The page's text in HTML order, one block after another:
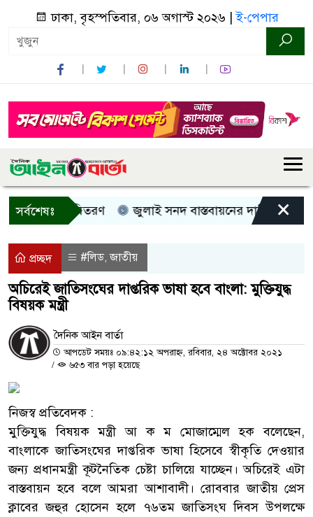
ঢাকা, বৃহস্পতিবার, ০৬ অগাস্ট ২০২৬ |ই-পেপার
সর্বশেষঃ
সহায়তা বিতরণ জুলাই সনদ বাস্তবায়নের দাবিতে ×
প্রচ্ছদ #লিড,জাতীয়
অচিরেই জাতিসংঘের দাপ্তরিক ভাষা হবে বাংলা: মুক্তিযুদ্ধ
বিষয়ক মন্ত্রী
দৈনিক আইন বার্তা
আপডেট সময়ঃ ০৯:৪২:১২ অপরাহ্ন, রবিবার, ২৪ অক্টোবর ২০২১
/
৬৫৩ বার পড়া হয়েছে
নিজস্ব প্রতিবেদক :
মুক্তিযুদ্ধ বিষয়ক মন্ত্রী আ ক ম মোজাম্মেল হক বলেছেন,
বাংলাকে জাতিসংঘের দাপ্তরিক ভাষা হিসেবে স্বীকৃতি দেওয়ার
জন্য প্রধানমন্ত্রী কূটনৈতিক চেষ্টা চালিয়ে যাচ্ছেন। অচিরেই এটা
বাস্তবায়ন হবে বলে আমরা আশাবাদী। রোববার জাতীয় প্রেস
ক্লাবের জহুর হোসেন হলে ৭৬তম জাতিসংঘ দিবস উপলক্ষে